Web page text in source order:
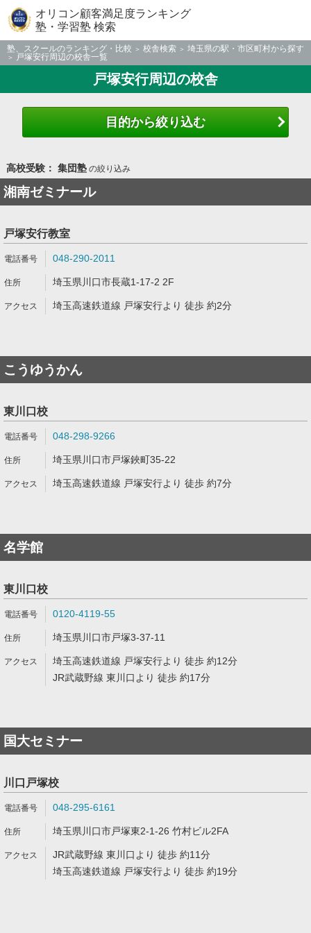
オリコン顧客満足度ランキング
塾・学習塾 検索
塾、スクールのランキング・比較 校舎検索
埼玉県の駅・市区町村から探す
戸塚安行周辺の校舎一覧
戸塚安行周辺の校舎
目的から絞り込む
高校受験： 集団塾の絞り込み
湘南ゼミナール
戸塚安行教室
048-290-2011
埼玉県川口市長蔵1-17-2 2F
埼玉高速鉄道線 戸塚安行より 徒歩 約2分
こうゆうかん
東川口校
048-298-9266
埼玉県川口市戸塚鋏町35-22
埼玉高速鉄道線 戸塚安行より 徒歩 約7分
名学館
東川口校
0120-4119-55
埼玉県川口市戸塚3-37-11
埼玉高速鉄道線 戸塚安行より 徒歩 約12分
JR武蔵野線 東川口より 徒歩 約17分
国大セミナー
川口戸塚校
048-295-6161
埼玉県川口市戸塚東2-1-26 竹村ビル2FA
JR武蔵野線 東川口より 徒歩 約11分
埼玉高速鉄道線 戸塚安行より 徒歩 約19分